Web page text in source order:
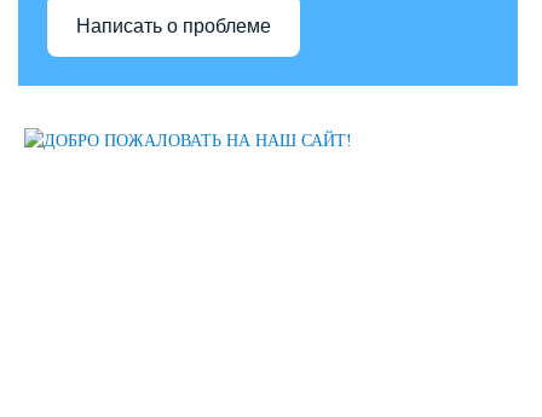
Написать о проблеме